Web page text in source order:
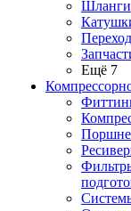
Шланги
Ещё 7